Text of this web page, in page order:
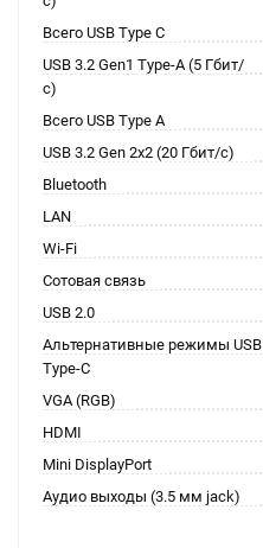
Всего USB Type C
USB 3.2 Gen1 Type-A (5 Гбит/
с)
Всего USB Type A
USB 3.2 Gen 2x2 (20 Гбит/с)
Bluetooth
LAN
Wi-Fi
Сотовая связь
USB 2.0
Альтернативные режимы USB
Type-C
VGA (RGB)
HDMI
Mini DisplayPort
Аудио выходы (3.5 мм jack)